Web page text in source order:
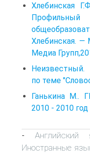
Хлебинская
Хлебинская.
Медиа
Неизвестный.
по теме
Ганькина М..
2010 - 2010 год
- Английский
Иностранные